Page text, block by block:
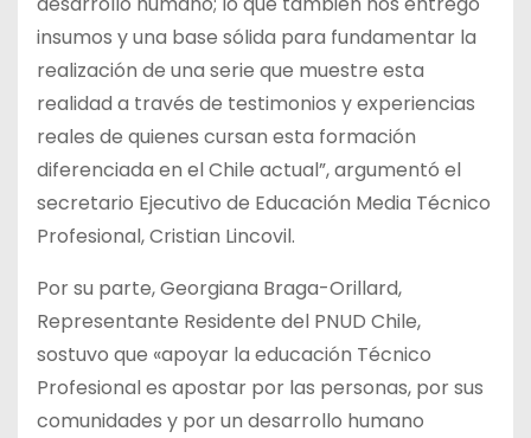
insumos y una base sólida para fundamentar la
realización de una serie que muestre esta
realidad a través de testimonios y experiencias
reales de quienes cursan esta formación
diferenciada en el Chile actual”, argumentó el
secretario Ejecutivo de Educación Media Técnico
Profesional, Cristian Lincovil.
Por su parte, Georgiana Braga-Orillard,
Representante Residente del PNUD Chile,
sostuvo que «apoyar la educación Técnico
Profesional es apostar por las personas, por sus
comunidades y por un desarrollo humano